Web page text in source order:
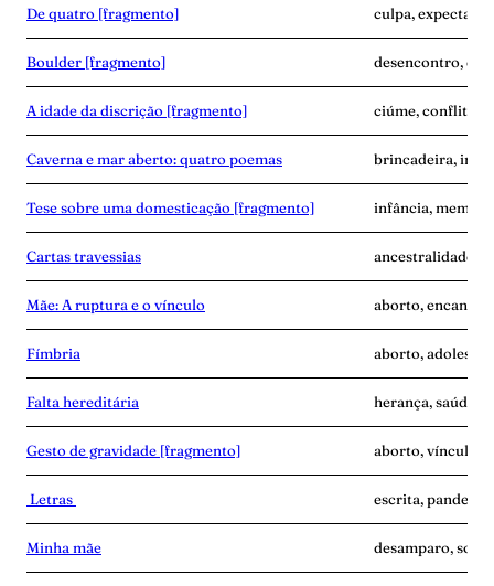
De quatro [fragmento] culpa,
Boulder [fragmento] desencontro,
A idade da discrição [fragmento] ciúme, conflito,
Caverna e mar aberto: quatro poemas brincadeira,
Tese sobre uma domesticação [fragmento] infância,
Cartas travessias ancestralidade,
Mãe: A ruptura e o vínculo aborto,
Fímbria aborto,
Falta hereditária herança, saúde
Gesto de gravidade [fragmento] aborto, vínculo
Letras escrita, pandemia
Minha mãe desamparo,